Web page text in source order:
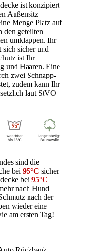
ist konzipiert
Außensitz
Menge Platz auf
den geteilten
umklappen. Ihr
sicher und
ist Ihr
und Haaren. Eine
zwei Schnapp-
zudem kann Ihr
laut StVO
sind die
bei 95°C sicher
bei 95°C
nach Hund
nach der
wieder eine
am ersten Tag!